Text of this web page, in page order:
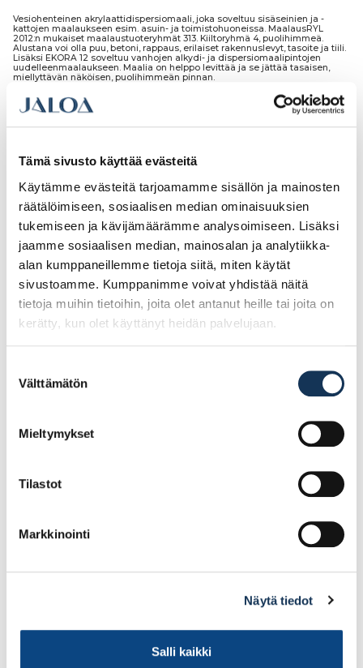
Tämä sivusto käyttää evästeitä
Käytämme evästeitä tarjoamamme sisällön ja mainosten
räätälöimiseen, sosiaalisen median ominaisuuksien
tukemiseen ja kävijämäärämme analysoimiseen. Lisäksi
jaamme sosiaalisen median, mainosalan ja analytiikka-
alan kumppaneillemme tietoja siitä, miten käytät
sivustoamme. Kumppanimme voivat yhdistää näitä
tietoja muihin tietoihin, joita olet antanut heille tai joita on
kerätty, kun olet käyttänyt heidän palvelujaan.
valinta
Välttämätön
Mieltymykset
Tilastot
Markkinointi
Näytä tiedot
Salli kaikki
Vesiohenteinen akrylaattidispersiomaali, joka soveltuu sisäseinien ja -
kattojen maalaukseen esim. asuin- ja toimistohuoneissa. MaalausRYL
2012:n mukaiset maalaustuoteryhmät 313. Kiiltoryhmä 4, puolihimmeä.
Alustana voi olla puu, betoni, rappaus, erilaiset rakennuslevyt, tasoite ja tiili.
Lisäksi EKORA 12 soveltuu vanhojen alkydi- ja dispersiomaalipintojen
uudelleenmaalaukseen. Maalia on helppo levittää ja se jättää tasaisen,
miellyttävän näköisen, puolihimmeän pinnan.
Tutustu myös
(POISTUVA)
175.82€ /pg(alv. 0%)
Lisää tilauskoriin